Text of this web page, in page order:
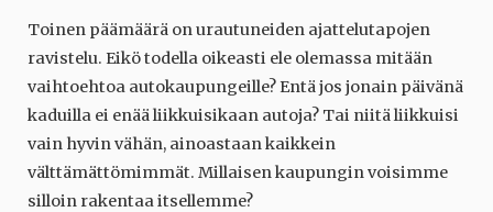
Toinen päämäärä on urautuneiden ajattelutapojen
ravistelu. Eikö todella oikeasti ele olemassa mitään
vaihtoehtoa autokaupungeille? Entä jos jonain päivänä
kaduilla ei enää liikkuisikaan autoja? Tai niitä liikkuisi
vain hyvin vähän, ainoastaan kaikkein
välttämättömimmät. Millaisen kaupungin voisimme
silloin rakentaa itsellemme?